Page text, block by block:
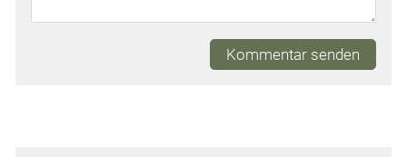
Kommentar senden